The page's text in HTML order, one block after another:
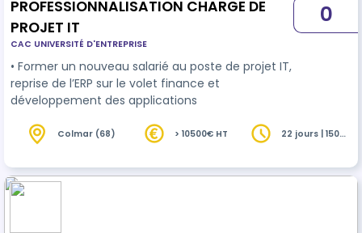
PROFESSIONNALISATION CHARGE DE
PROJET IT
CAC UNIVERSITÉ D'ENTREPRISE
• Former un nouveau salarié au poste de projet IT,
reprise de l’ERP sur le volet finance et
développement des applications
0
Colmar (68) > 10500€ HT
22 jours | 150